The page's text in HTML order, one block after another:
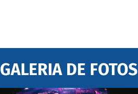
GALERIA DE FOTOS